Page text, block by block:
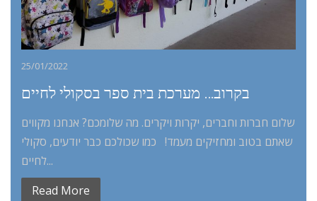
25/01/2022
בקרוב… מערכת בית ספר בסקולי לחיים
שלום חברות וחברים, יקרות ויקרים. מה שלומכם? אנחנו מקווים
שאתם בטוב ומחזיקים מעמד! כמו שכולכם כבר יודעים, סקולי
לחיים...
Read More